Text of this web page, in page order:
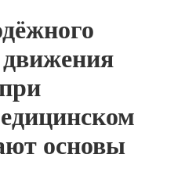
движения
основы